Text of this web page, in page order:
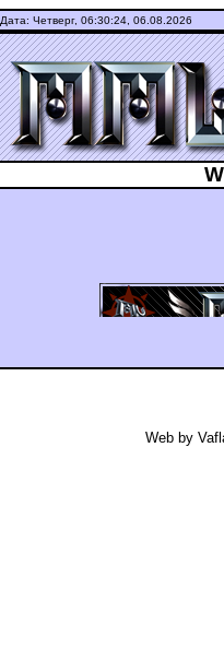
Дата: Четверг, 06:30:24, 06.08.2026
Web by